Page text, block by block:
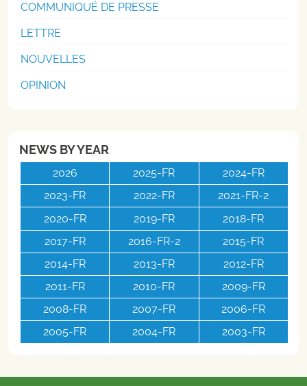
COMMUNIQUÉ DE PRESSE
LETTRE
NOUVELLES
OPINION
NEWS BY YEAR
2026 2025-FR
2024-FR
2023-FR
2022-FR
2021-FR-2
2020-FR
2019-FR
2018-FR
2017-FR
2016-FR-2
2015-FR
2014-FR
2013-FR
2012-FR
2011-FR
2010-FR
2009-FR
2008-FR
2007-FR
2006-FR
2005-FR
2004-FR 2003-FR